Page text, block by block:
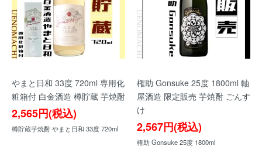
やまと日和 33度 720ml 専用化
粧箱付 白金酒造 樽貯蔵 芋焼酎
2,565円(税込)
樽貯蔵芋焼酎 やまと日和 33度 720ml
権助 Gonsuke 25度 1800ml 軸
屋酒造 限定販売 芋焼酎 ごんす
け
2,567円(税込)
権助 Gonsuke 25度 1800ml